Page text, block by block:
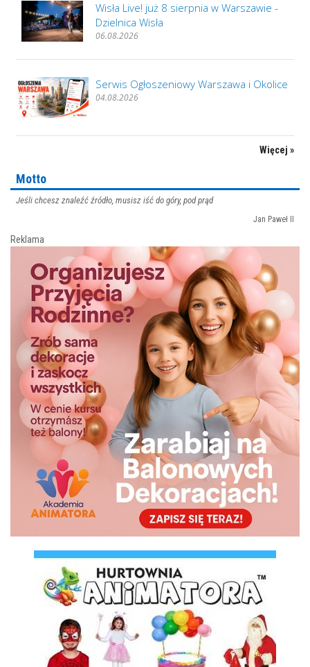
Wisła Live! już 8 sierpnia w Warszawie -
Dzielnica Wisła
06.08.2026
Serwis Ogłoszeniowy Warszawa i Okolice
04.08.2026
Więcej »
Motto
Jeśli chcesz znaleźć źródło, musisz iść do góry, pod prąd
Jan Paweł II
Reklama